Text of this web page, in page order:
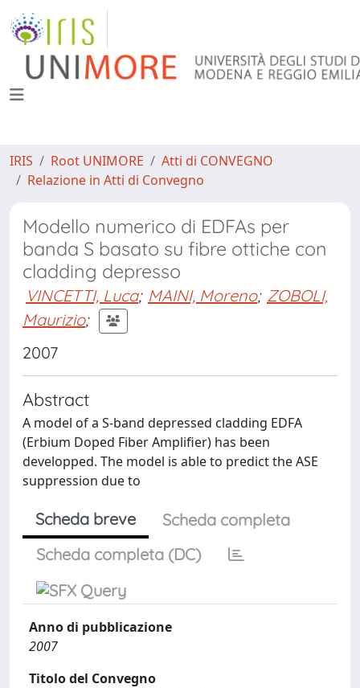
IRIS Root UNIMORE
Atti di CONVEGNO
Relazione in Atti di Convegno
Modello numerico di EDFAs per
banda S basato su fibre ottiche con
cladding depresso
VINCETTI, Luca; MAINI, Moreno; ZOBOLI,
Maurizio;
2007
Abstract
A model of a S-band depressed cladding EDFA
(Erbium Doped Fiber Amplifier) has been
developped. The model is able to predict the ASE
suppression due to
Scheda breve
Scheda completa
Scheda completa (DC)
Anno di pubblicazione
2007
Titolo del Convegno